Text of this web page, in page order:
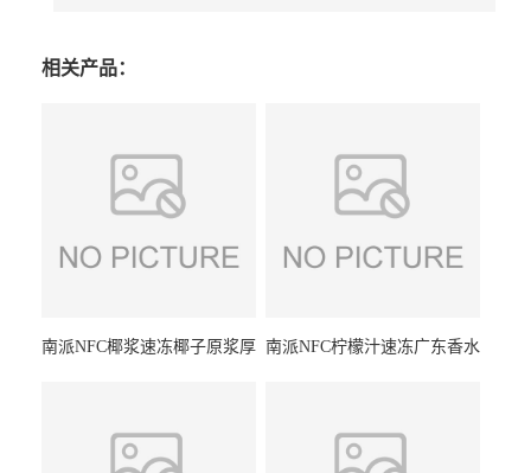
相关产品：
南派NFC椰浆速冻椰子原浆厚 南派NFC柠檬汁速冻广东香水